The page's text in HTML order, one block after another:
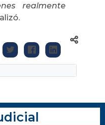
realmente